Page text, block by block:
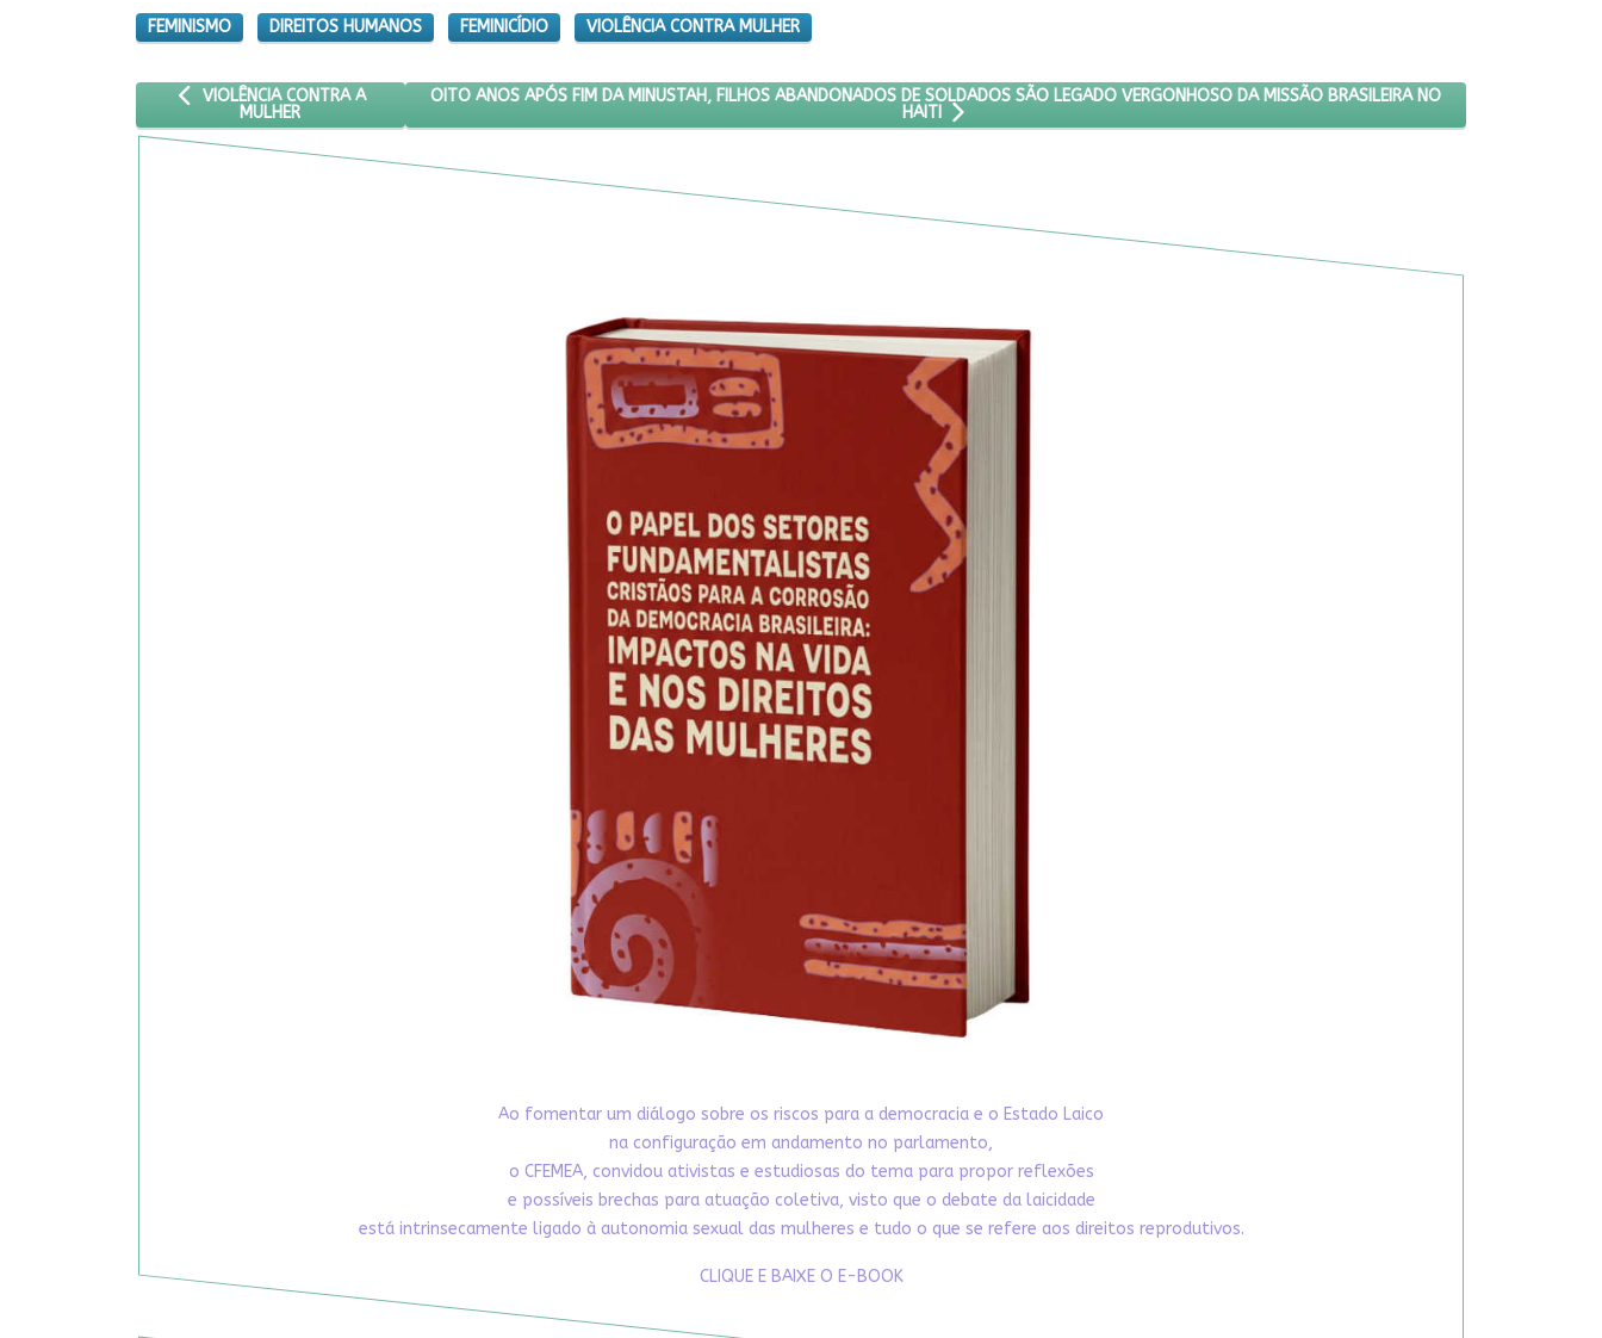
FEMINISMO DIREITOS HUMANOS FEMINICÍDIO VIOLÊNCIA CONTRA MULHER
ARTIGO ANTERIOR: VIOLÊNCIA CONTRA A MULHER
VIOLÊNCIA CONTRA A
MULHER
PRÓXIMO ARTIGO: OITO ANOS APÓS FIM DA MINUSTAH, FILHOS ABANDONADOS DE SOLDADOS SÃO LEGADO VERGONHOSO DA MISSÃO BRASILEIRA NO
OITO ANOS APÓS FIM DA MINUSTAH, FILHOS ABANDONADOS DE SOLDADOS SÃO LEGADO VERGONHOSO DA MISSÃO BRASILEIRA NO
HAITI
Ao fomentar um diálogo sobre os riscos para a democracia e o Estado Laico
na configuração em andamento no parlamento,
o CFEMEA, convidou ativistas e estudiosas do tema para propor reflexões
e possíveis brechas para atuação coletiva, visto que o debate da laicidade
está intrinsecamente ligado à autonomia sexual das mulheres e tudo o que se refere aos direitos reprodutivos.
CLIQUE E BAIXE O E-BOOK